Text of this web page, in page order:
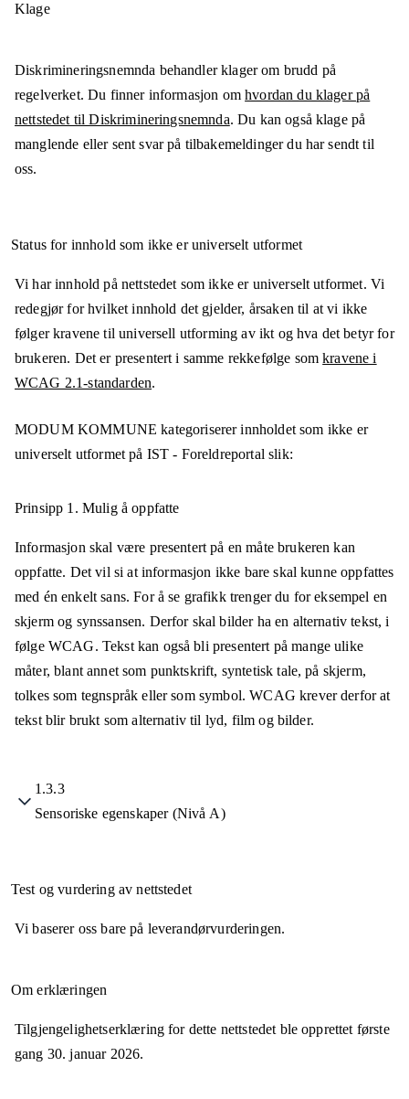
Klage
Diskrimineringsnemnda behandler klager om brudd på
regelverket. Du finner informasjon omhvordan du klager på
nettstedet til Diskrimineringsnemnda. Du kan også klage på
manglende eller sent svar på tilbakemeldinger du har sendt til
oss.
Status for innhold som ikke er universelt utformet
Vi har innhold på nettstedet som ikke er universelt utformet. Vi
redegjør for hvilket innhold det gjelder, årsaken til at vi ikke
følger kravene til universell utforming av ikt og hva det betyr for
brukeren. Det er presentert i samme rekkefølge somkravene i
WCAG 2.1-standarden.
MODUM KOMMUNE kategoriserer innholdet som ikke er
universelt utformet på IST - Foreldreportalslik:
Prinsipp 1. Mulig å oppfatte
Informasjon skal være presentert på en måte brukeren kan
oppfatte. Det vil si at informasjon ikke bare skal kunne oppfattes
med én enkelt sans. For å se grafikk trenger du for eksempel en
skjerm og synssansen. Derfor skal bilder ha en alternativ tekst, i
følge WCAG. Tekst kan også bli presentert på mange ulike
måter, blant annet som punktskrift, syntetisk tale, på skjerm,
tolkes som tegnspråk eller som symbol. WCAG krever derfor at
tekst blir brukt som alternativ til lyd, film og bilder.
1.3.3
Sensoriske egenskaper (Nivå A)
Test og vurdering av nettstedet
Vi baserer oss bare på leverandørvurderingen.
Om erklæringen
Tilgjengelighetserklæring for dette nettstedet ble opprettet første
gang 30. januar 2026.